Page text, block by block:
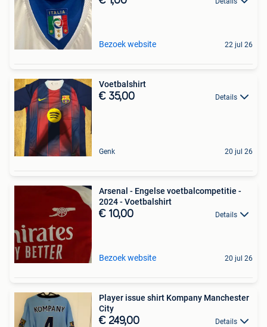
Bezoek website 22 jul 26
Voetbalshirt
€ 35,00 Details
Genk 20 jul 26
Arsenal - Engelse voetbalcompetitie -
2024 - Voetbalshirt
€ 10,00 Details
Bezoek website 20 jul 26
Player issue shirt Kompany Manchester
City
€ 249,00 Details